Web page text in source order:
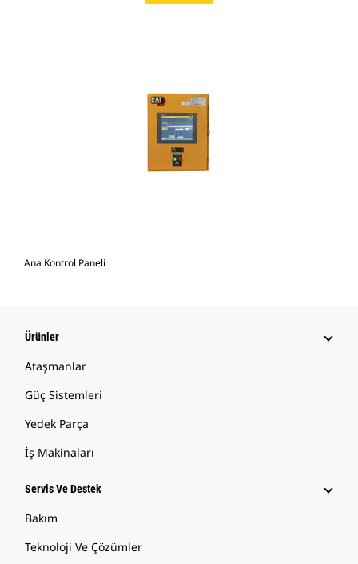
Ana Kontrol Paneli
Ürünler
Ataşmanlar
Güç Sistemleri
Yedek Parça
İş Makinaları
Servis Ve Destek
Bakım
Teknoloji Ve Çözümler